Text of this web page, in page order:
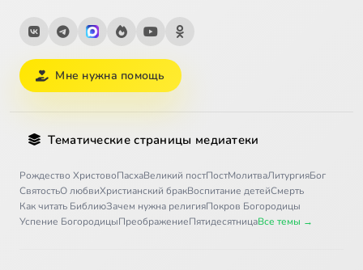
Мне нужна помощь
Тематические страницы медиатеки
Рождество ХристовоПасхаВеликий постПостМолитваЛитургияБог
СвятостьО любвиХристианский бракВоспитание детейСмерть
Как читать БиблиюЗачем нужна религияПокров Богородицы
Успение БогородицыПреображениеПятидесятницаВсе темы →